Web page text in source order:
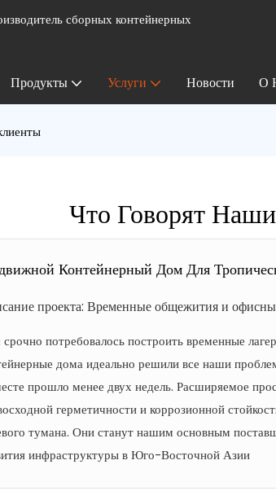
сборных контейнерных
Продукты Услуги Новости О
Что Говорят
Контейнерный Дом Для
проекта: Временные общежития и
потребовалось построить временные
дома идеально решили все наши
прошло менее двух недель. Расширяемое
герметичности и коррозионной
тумана. Они станут нашим основным
инфраструктуры в Юго-Восточной Азии